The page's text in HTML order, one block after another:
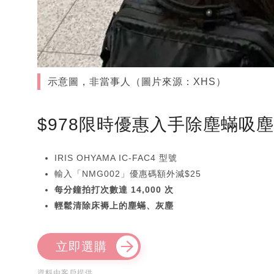
示意圖，非當事人（圖片來源：XHS）
$978限時優惠入手除塵蟎吸
IRIS OHYAMA IC-FAC4 型號
輸入「NMG002」優惠碼額外減$25
每分鐘拍打次數達 14,000 次
輕鬆清除床褥上的塵蟎、灰塵
立即選購